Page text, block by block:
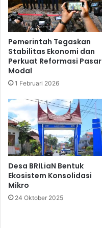
s
G
a
n
e
s
a
I
B
C
u
p
2
0
2
4
K
e
h
r
u
s
B
g
i
A
n
a
k
I
n
Pemerintah Tegaskan
Stabilitas Ekonomi dan
Perkuat Reformasi Pasar
Modal
1 Februari 2026
Desa BRILiaN Bentuk
Ekosistem Konsolidasi
Mikro
24 Oktober 2025